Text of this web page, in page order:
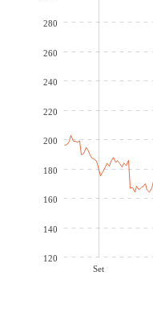
Set
120
140
160
180
200
220
240
260
280